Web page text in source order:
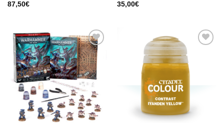
87,50€
35,00€
Aggiungi
alla lista
dei
desideri
desideri